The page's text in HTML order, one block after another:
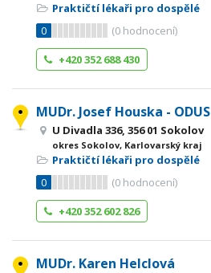
Praktičtí lékaři pro dospělé
0
(0 hodnocení)
+420 352 688 430
MUDr. Josef Houska - ODUS
U Divadla 336, 356 01 Sokolov
okres Sokolov, Karlovarský kraj
Praktičtí lékaři pro dospělé
0
(0 hodnocení)
+420 352 602 826
MUDr. Karen Helclová